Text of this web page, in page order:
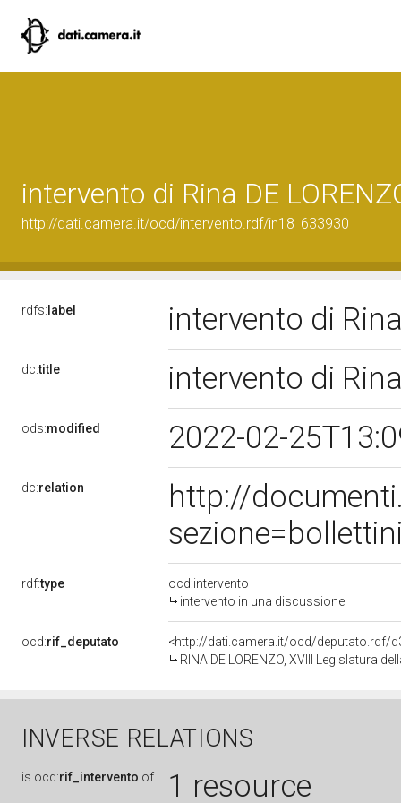
intervento di Rina DE
http://dati.camera.it/ocd/intervento.rdf/in18_633930
rdfs: label intervento di
dc:title intervento di
ods:modified 2022-02-
dc:relation
http://
rdf:type
ocd:intervento
intervento in una discussione
ocd:rif_deputato
<http://dati.camera.it/ocd/deputato.rdf/
RINA DE LORENZO, XVIII Legislatura
INVERSE RELATIONS
is ocd:rif_intervento of 1 resource